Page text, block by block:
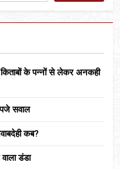
के पन्नों से लेकर अनकही
सवाल
कब?
डंडा